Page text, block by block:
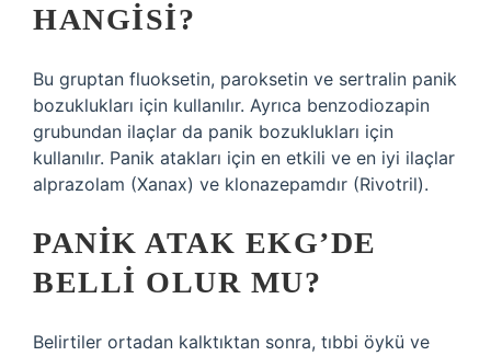
HANGISI?
Bu gruptan fluoksetin, paroksetin ve sertralin panik
bozuklukları için kullanılır. Ayrıca benzodiozapin
grubundan ilaçlar da panik bozuklukları için
kullanılır. Panik atakları için en etkili ve en iyi ilaçlar
alprazolam (Xanax) ve klonazepamdır (Rivotril).
PANIK ATAK EKG’DE
BELLI OLUR MU?
Belirtiler ortadan kalktıktan sonra, tıbbi öykü ve